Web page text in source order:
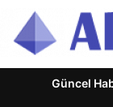
Güncel